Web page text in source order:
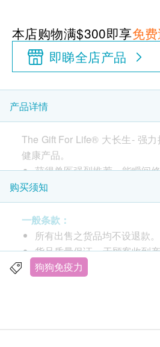
本店购物满$300即享免
即睇全店产品
产品详情
The Gift For Life® 大长生- 强
健康产品。
获得兽医强烈推荐，能瞬间
肌肉组织及体内器官，有效
的防御及康复能力；促进体
荷尔蒙及内分泌平衡，令爱
体格。
The Gift For Life® 大长
(Human Grade)，由FDA 认可
全天然不含防腐剂或有害物
购买须知
一般条款：
所有出售之货品均不设退款。
货品质量保证，于顾客收到
应最少有3个月或以上。 （按
狗狗免疫力